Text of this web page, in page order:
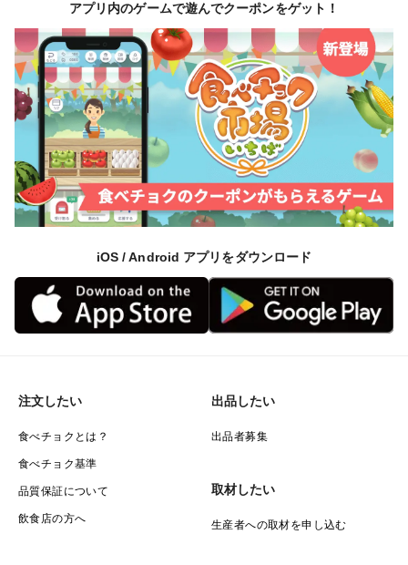
アプリ内のゲームで遊んでクーポンをゲット！
iOS / Android アプリをダウンロード
注文したい
食べチョクとは？
食べチョク基準
品質保証について
飲食店の方へ
出品したい
出品者募集
取材したい
生産者への取材を申し込む